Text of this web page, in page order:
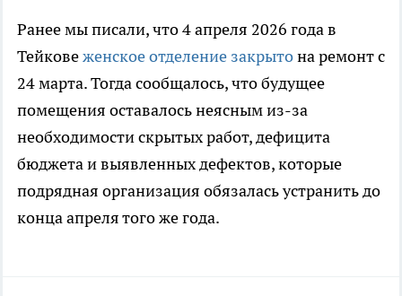
Ранее мы писали, что 4 апреля 2026 года в
Тейковеженское отделение закрытона ремонт с
24 марта. Тогда сообщалось, что будущее
помещения оставалось неясным из-за
необходимости скрытых работ, дефицита
бюджета и выявленных дефектов, которые
подрядная организация обязалась устранить до
конца апреля того же года.